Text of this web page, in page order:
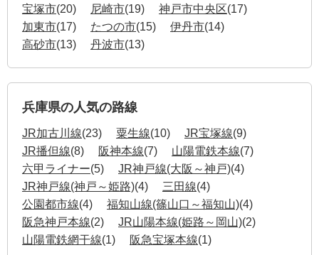
宝塚市(20) 尼崎市(19) 神戸市中央区(17)
加東市(17) たつの市(15) 伊丹市(14)
高砂市(13) 丹波市(13)
兵庫県の人気の路線
JR加古川線(23) 粟生線(10) JR宝塚線(9)
JR播但線(8) 阪神本線(7) 山陽電鉄本線(7)
六甲ライナー(5) JR神戸線(大阪～神戸)(4)
JR神戸線(神戸～姫路)(4) 三田線(4)
公園都市線(4) 福知山線(篠山口～福知山)(4)
阪急神戸本線(2) JR山陽本線(姫路～岡山)(2)
山陽電鉄網干線(1) 阪急宝塚本線(1)